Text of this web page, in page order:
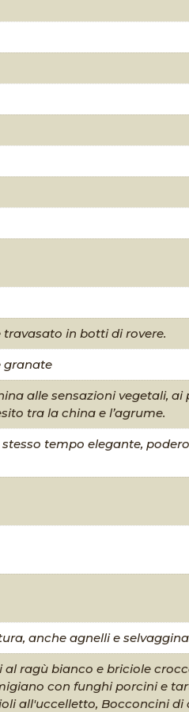
in botti di rovere.
granate
alle sensazioni vegetali, ai
tra la china e l’agrume.
tempo elegante,
anche agnelli e
ragù bianco e briciole
con funghi porcini e
all'uccelletto, Bocconcini